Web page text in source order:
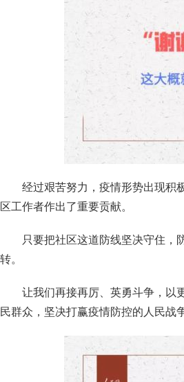
经过艰苦努力，疫情形势出现积
区工作者作出了重要贡献。
只要把社区这道防线坚决守住，
转。
让我们再接再厉、英勇斗争，以
民群众，坚决打赢疫情防控的人民战